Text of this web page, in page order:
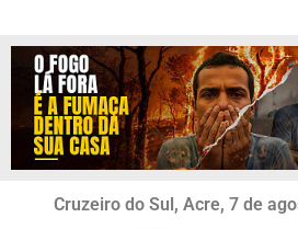
Cruzeiro do Sul, Acre, 7 de